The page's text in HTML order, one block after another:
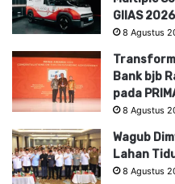
GIIAS 2026
8 Agustus
Bank bjb
pada
8 Agustus
Wagub
Lahan
8 Agustus